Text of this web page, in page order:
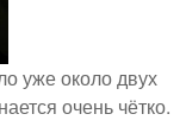
уже около двух
очень чётко.